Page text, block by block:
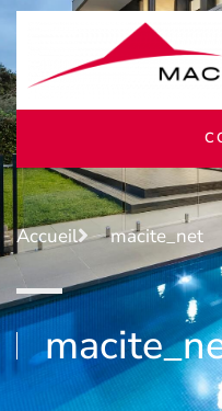
Accueil macite_net